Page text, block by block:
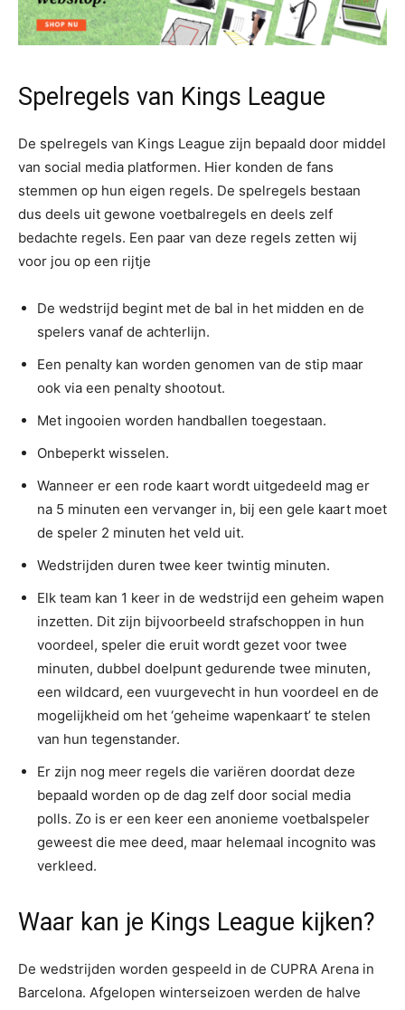
Spelregels van Kings League
De spelregels van Kings League zijn bepaald door middel
van social media platformen. Hier konden de fans
stemmen op hun eigen regels. De spelregels bestaan
dus deels uit gewone voetbalregels en deels zelf
bedachte regels. Een paar van deze regels zetten wij
voor jou op een rijtje
De wedstrijd begint met de bal in het midden en de
spelers vanaf de achterlijn.
Een penalty kan worden genomen van de stip maar
ook via een penalty shootout.
Met ingooien worden handballen toegestaan.
Onbeperkt wisselen.
Wanneer er een rode kaart wordt uitgedeeld mag er
na 5 minuten een vervanger in, bij een gele kaart moet
de speler 2 minuten het veld uit.
Wedstrijden duren twee keer twintig minuten.
Elk team kan 1 keer in de wedstrijd een geheim wapen
inzetten. Dit zijn bijvoorbeeld strafschoppen in hun
voordeel, speler die eruit wordt gezet voor twee
minuten, dubbel doelpunt gedurende twee minuten,
een wildcard, een vuurgevecht in hun voordeel en de
mogelijkheid om het ‘geheime wapenkaart’ te stelen
van hun tegenstander.
Er zijn nog meer regels die variëren doordat deze
bepaald worden op de dag zelf door social media
polls. Zo is er een keer een anonieme voetbalspeler
geweest die mee deed, maar helemaal incognito was
verkleed.
Waar kan je Kings League kijken?
De wedstrijden worden gespeeld in de CUPRA Arena in
Barcelona. Afgelopen winterseizoen werden de halve